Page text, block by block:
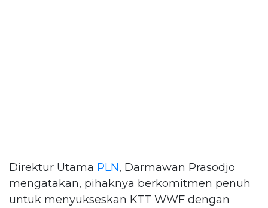
Direktur Utama PLN, Darmawan Prasodjo
mengatakan, pihaknya berkomitmen penuh
untuk menyukseskan KTT WWF dengan